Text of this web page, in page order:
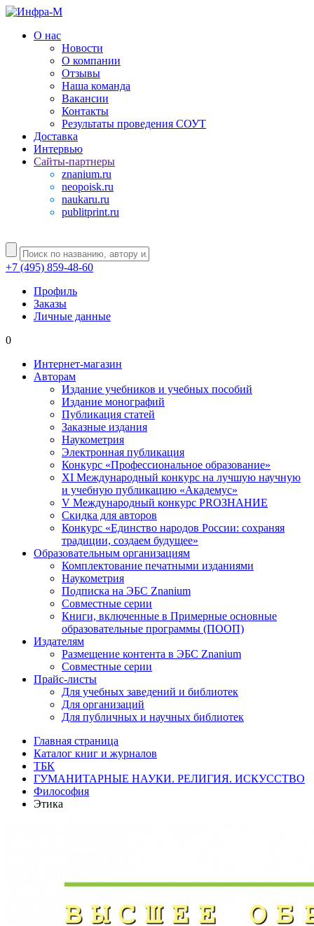
О нас
Новости
О компании
Отзывы
Наша команда
Вакансии
Контакты
Результаты проведения СОУТ
Доставка
Интервью
Сайты-партнеры
znanium.ru
neopoisk.ru
naukaru.ru
publitprint.ru
+7 (495) 859-48-60
Профиль
Заказы
Личные данные
0
Интернет-магазин
Авторам
Издание учебников и учебных пособий
Издание монографий
Публикация статей
Заказные издания
Наукометрия
Электронная публикация
Конкурс «Профессиональное образование»
XI Международный конкурс на лучшую научную
и учебную публикацию «Академус»
V Международный конкурс PROЗНАНИЕ
Скидка для авторов
Конкурс «Единство народов России: сохраняя
традиции, создаем будущее»
Образовательным организациям
Комплектование печатными изданиями
Наукометрия
Подписка на ЭБС Znanium
Совместные серии
Книги, включенные в Примерные основные
образовательные программы (ПООП)
Издателям
Размещение контента в ЭБС Znanium
Совместные серии
Прайс-листы
Для учебных заведений и библиотек
Для организаций
Для публичных и научных библиотек
Главная страница
Каталог книг и журналов
ТБК
ГУМАНИТАРНЫЕ НАУКИ. РЕЛИГИЯ. ИСКУССТВО
Философия
Этика